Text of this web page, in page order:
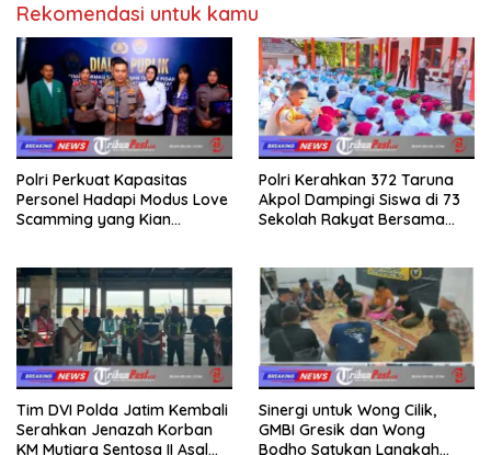
Rekomendasi untuk kamu
Polri Perkuat Kapasitas
Personel Hadapi Modus Love
Scamming yang Kian
Polri Kerahkan 372 Taruna
Akpol Dampingi Siswa di 73
Sekolah Rakyat Bersama
Tim DVI Polda Jatim Kembali
Serahkan Jenazah Korban
KM Mutiara Sentosa II Asal
Sinergi untuk Wong Cilik,
GMBI Gresik dan Wong
Bodho Satukan Langkah